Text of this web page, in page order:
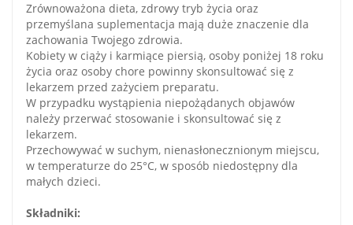
Zrównoważona dieta, zdrowy tryb życia oraz
przemyślana suplementacja mają duże znaczenie dla
zachowania Twojego zdrowia.
Kobiety w ciąży i karmiące piersią, osoby poniżej 18 roku
życia oraz osoby chore powinny skonsultować się z
lekarzem przed zażyciem preparatu.
W przypadku wystąpienia niepożądanych objawów
należy przerwać stosowanie i skonsultować się z
lekarzem.
Przechowywać w suchym, nienasłonecznionym miejscu,
w temperaturze do 25°C, w sposób niedostępny dla
małych dzieci.
Składniki: